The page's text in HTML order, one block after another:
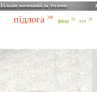
Більше компаній за тегами
підлога 108
фасад 55 хол 19